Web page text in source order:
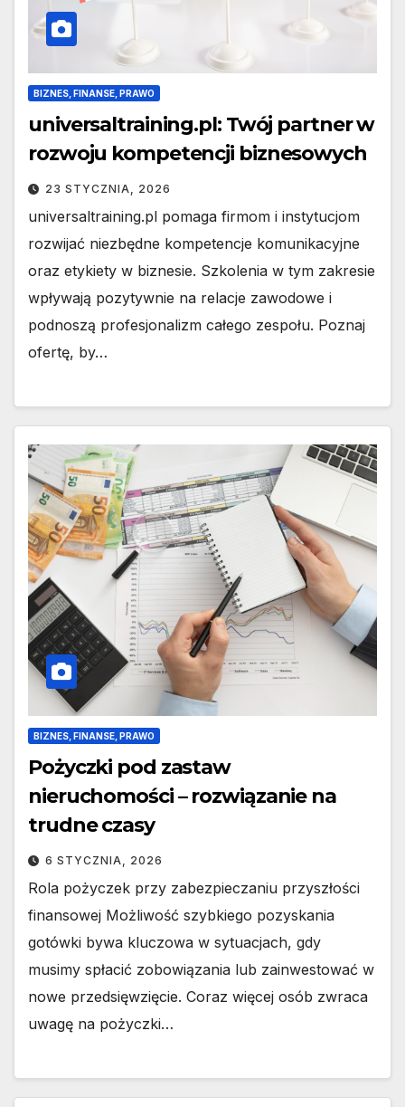
BIZNES, FINANSE, PRAWO
universaltraining.pl: Twój partner w
rozwoju kompetencji biznesowych
23 STYCZNIA, 2026
universaltraining.pl pomaga firmom i instytucjom
rozwijać niezbędne kompetencje komunikacyjne
oraz etykiety w biznesie. Szkolenia w tym zakresie
wpływają pozytywnie na relacje zawodowe i
podnoszą profesjonalizm całego zespołu. Poznaj
ofertę, by…
BIZNES, FINANSE, PRAWO
Pożyczki pod zastaw
nieruchomości – rozwiązanie na
trudne czasy
6 STYCZNIA, 2026
Rola pożyczek przy zabezpieczaniu przyszłości
finansowej Możliwość szybkiego pozyskania
gotówki bywa kluczowa w sytuacjach, gdy
musimy spłacić zobowiązania lub zainwestować w
nowe przedsięwzięcie. Coraz więcej osób zwraca
uwagę na pożyczki…